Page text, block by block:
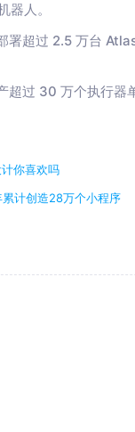
人。
超过 2.5 万台
过 30 万个执行器
你喜欢吗
计创造28万个小程序